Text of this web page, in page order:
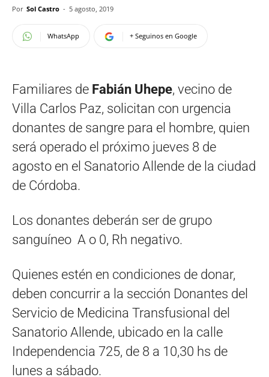
Por Sol Castro - 5 agosto, 2019
WhatsApp + Seguinos en Google
Familiares de Fabián Uhepe, vecino de
Villa Carlos Paz, solicitan con urgencia
donantes de sangre para el hombre, quien
será operado el próximo jueves 8 de
agosto en el Sanatorio Allende de la ciudad
de Córdoba.
Los donantes deberán ser de grupo
sanguíneo A o 0, Rh negativo.
Quienes estén en condiciones de donar,
deben concurrir a la sección Donantes del
Servicio de Medicina Transfusional del
Sanatorio Allende, ubicado en la calle
Independencia 725, de 8 a 10,30 hs de
lunes a sábado.